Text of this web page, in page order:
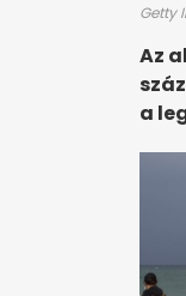
Getty
Az
a